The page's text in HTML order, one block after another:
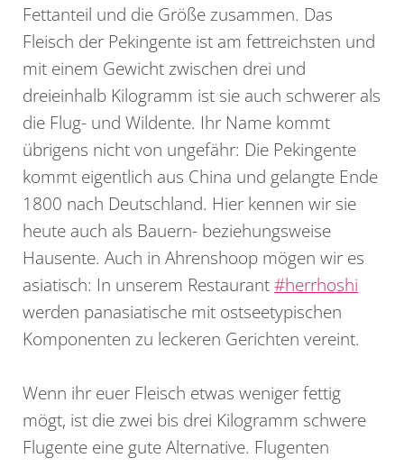
Fettanteil und die Größe zusammen. Das
Fleisch der Pekingente ist am fettreichsten und
mit einem Gewicht zwischen drei und
dreieinhalb Kilogramm ist sie auch schwerer als
die Flug- und Wildente. Ihr Name kommt
übrigens nicht von ungefähr: Die Pekingente
kommt eigentlich aus China und gelangte Ende
1800 nach Deutschland. Hier kennen wir sie
heute auch als Bauern- beziehungsweise
Hausente. Auch in Ahrenshoop mögen wir es
asiatisch: In unserem Restaurant#herrhoshi
werden panasiatische mit ostseetypischen
Komponenten zu leckeren Gerichten vereint.
Wenn ihr euer Fleisch etwas weniger fettig
mögt, ist die zwei bis drei Kilogramm schwere
Flugente eine gute Alternative. Flugenten